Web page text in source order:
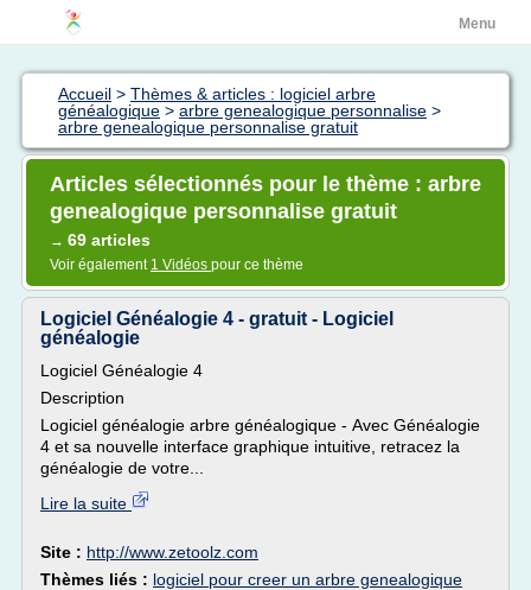
Menu
Accueil > Thèmes & articles : logiciel arbre
généalogique > arbre genealogique personnalise >
arbre genealogique personnalise gratuit
Articles sélectionnés pour le thème : arbre
genealogique personnalise gratuit
→ 69 articles
Voir également 1 Vidéos pour ce thème
Logiciel Généalogie 4 - gratuit - Logiciel
généalogie
Logiciel Généalogie 4
Description
Logiciel généalogie arbre généalogique - Avec Généalogie
4 et sa nouvelle interface graphique intuitive, retracez la
généalogie de votre...
Lire la suite
Site : http://www.zetoolz.com
Thèmes liés : logiciel pour creer un arbre genealogique